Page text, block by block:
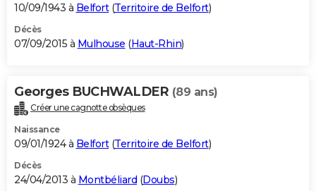
10/09/1943 à Belfort(Territoire de Belfort)
Décès
07/09/2015 à Mulhouse (Haut-Rhin)
Georges BUCHWALDER (89 ans)
Créer une cagnotte obsèques
Naissance
09/01/1924 à Belfort(Territoire de Belfort)
Décès
24/04/2013 à Montbéliard (Doubs)